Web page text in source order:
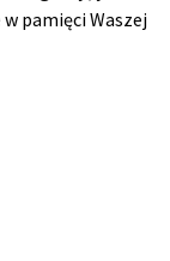
pamięci Waszej